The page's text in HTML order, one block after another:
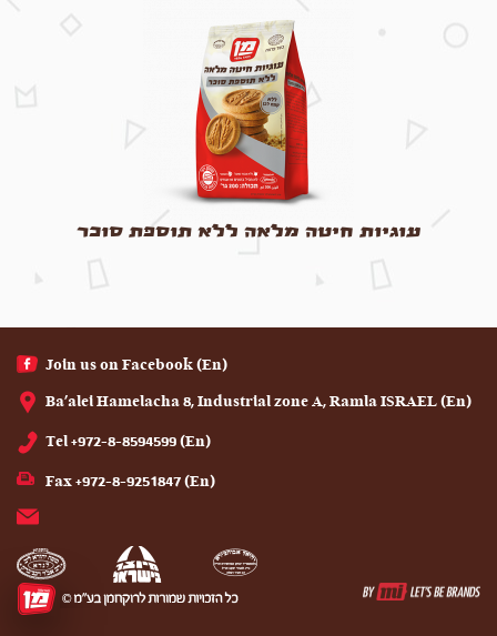
עוגיות חיטה מלאה ללא תוספת סוכר
(En) Join us on Facebook
(En) Ba'alei Hamelacha 8, Industrial zone A, Ramla ISRAEL
(En) Tel +972-8-8594599
(En) Fax +972-8-9251847